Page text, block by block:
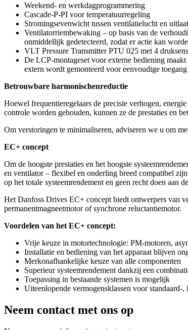
Weekend- en werkdagprogrammering
Cascade-P-PI voor temperatuurregeling
Stromingsevenwicht tussen ventilatielucht en
Ventilatorriembewaking – op basis van de
onmiddellijk gedetecteerd, zodat er actie kan
VLT Pressure Transmitter PTU 025 met 4
De LCP-montageset voor externe bediening
extern wordt gemonteerd voor eenvoudige
Betrouwbare harmonischenreductie
Hoewel frequentieregelaars de precisie verhogen,
controle worden gehouden, kunnen ze de prestaties en
Om verstoringen te minimaliseren, adviseren we u om
EC+ concept
Om de hoogste prestaties en het hoogste
en ventilator – flexibel en onderling breed compatibel
op het totale systeemrendement en geen recht doen aan
Het Danfoss Drives EC+ concept biedt ontwerpers van
permanentmagneetmotor of synchrone reluctantiemotor.
Voordelen van het EC+ concept:
Vrije keuze in motortechnologie: PM-motoren,
Installatie en bediening van het apparaat blijven
Merkonafhankelijke keuze van alle componenten
Superieur systeemrendement dankzij een
Toepassing in bestaande systemen is mogelijk
Uiteenlopende vermogensklassen voor standaard-
Neem contact met ons op